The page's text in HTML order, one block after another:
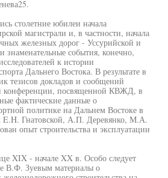
столетние юбилеи начала
магистрали и, в частности, начала
железных дорог - Уссурийской и
знаменательные события, конечно,
к истории
Дальнего Востока. В результате в
тезисов докладов и сообщений
конференции, посвященной КВЖД, в
фактические данные о
политике на Дальнем Востоке в
E.H. Гнатовской, А.П. Деревянко, М.А.
опыт строительства и эксплуатации
XIX - начале XX в. Особо следует
В.Ф. Зуевым материалы о